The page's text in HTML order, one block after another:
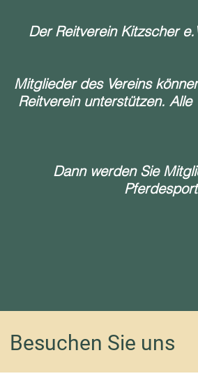
Der Reitverein Kitzscher
Mitglieder des Vereins
Reitverein unterstützen.
Dann werden Sie
Besuchen Sie uns